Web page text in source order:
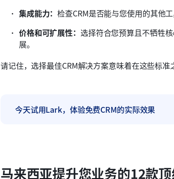
集成能力：检查CRM是否能与您使用的其他
价格和可扩展性： 选择符合您预算且不牺牲
展。
请记住，选择最佳CRM解决方案意味着在这些标
今天试用Lark，体验免费CRM的实际效果
马来西亚提升您业务的12款